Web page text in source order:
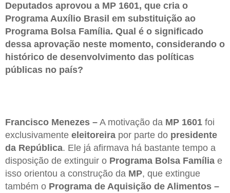
Deputados aprovou a MP 1601, que cria o
Programa Auxílio Brasil em substituição ao
Programa Bolsa Família. Qual é o significado
dessa aprovação neste momento, considerando o
histórico de desenvolvimento das políticas
públicas no país?
Francisco Menezes – A motivação da MP 1601 foi
exclusivamente eleitoreira por parte do presidente
da República. Ele já afirmava há bastante tempo a
disposição de extinguir o Programa Bolsa Família e
isso orientou a construção da MP, que extingue
também o Programa de Aquisição de Alimentos –